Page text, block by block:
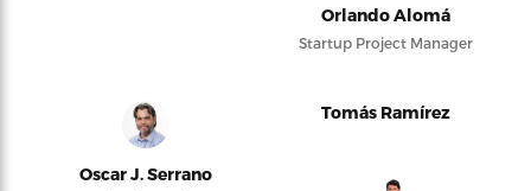
Orlando Alomá
Startup Project Manager
Oscar J. Serrano
Tomás Ramírez